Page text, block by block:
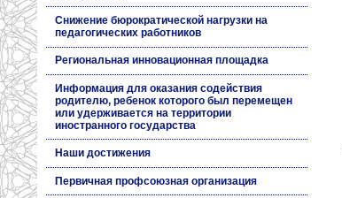
Снижение бюрократической нагрузки на
педагогических работников
Региональная инновационная площадка
Информация для оказания содействия
родителю, ребенок которого был перемещен
или удерживается на территории
иностранного государства
Наши достижения
Первичная профсоюзная организация